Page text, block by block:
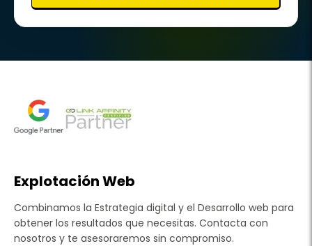
Explotación Web
Combinamos la Estrategia digital y el Desarrollo web para
obtener los resultados que necesitas. Contacta con
nosotros y te asesoraremos sin compromiso.